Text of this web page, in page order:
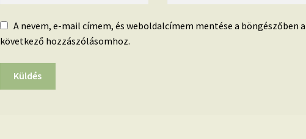
A nevem, e-mail címem, és weboldalcímem mentése a böngészőben a
következő hozzászólásomhoz.